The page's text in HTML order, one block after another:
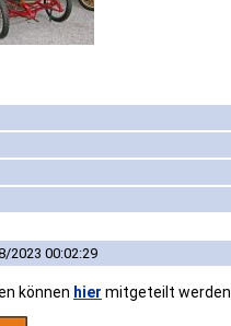
2023 00:02:29
können hier mitgeteilt werden.